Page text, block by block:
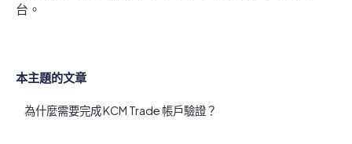
本主題的文章
為什麼需要完成 KCM Trade 帳戶驗證？
台。